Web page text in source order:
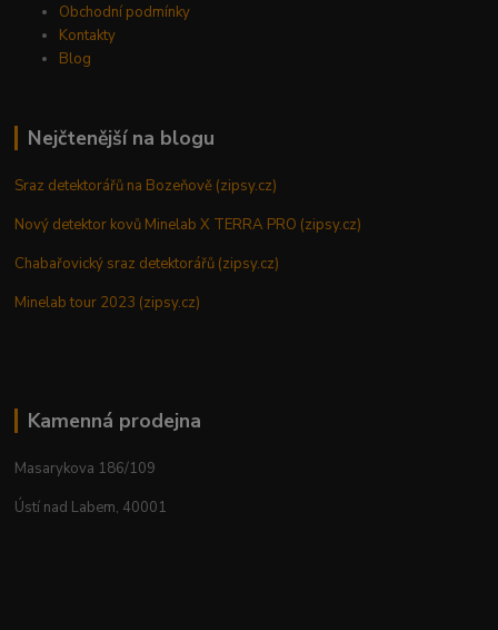
Obchodní podmínky
Kontakty
Blog
Nejčtenější na blogu
Sraz detektorářů na Bozeňově (zipsy.cz)
Nový detektor kovů Minelab X TERRA PRO (zipsy.cz)
Chabařovický sraz detektorářů (zipsy.cz)
Minelab tour 2023 (zipsy.cz)
Kamenná prodejna
Masarykova 186/109
Ústí nad Labem, 40001